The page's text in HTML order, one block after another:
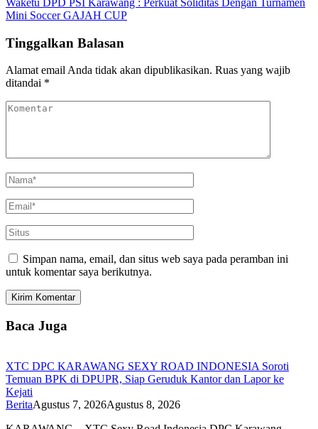
Mini Soccer GAJAH CUP
Tinggalkan Balasan
Alamat email Anda tidak akan dipublikasikan. Ruas yang wajib
ditandai *
Simpan nama, email, dan situs web saya pada peramban ini
untuk komentar saya berikutnya.
Baca Juga
XTC DPC KARAWANG SEXY ROAD INDONESIA Soroti
Temuan BPK di DPUPR, Siap Geruduk Kantor dan Lapor ke
Kejati
BeritaAgustus 7, 2026Agustus 8, 2026